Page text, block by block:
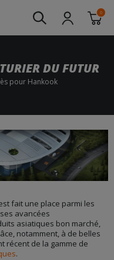
0
DU FUTUR
pour Hankook
fait une place parmi les
avancées
asiatiques bon marché,
notamment, à de belles
récent de la gamme de
.